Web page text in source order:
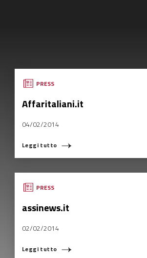
PRESS
Affaritaliani.it
04/02/2014
Leggi tutto
PRESS
assinews.it
02/02/2014
Leggi tutto